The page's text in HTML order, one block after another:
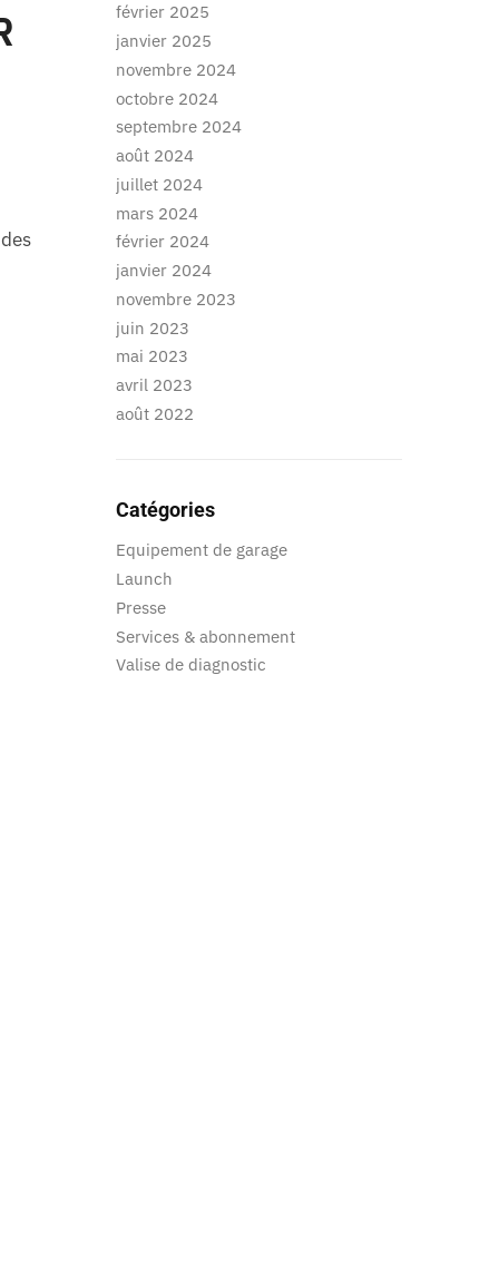
février 2025
janvier 2025
novembre 2024
octobre 2024
septembre 2024
août 2024
juillet 2024
mars 2024
février 2024
janvier 2024
novembre 2023
juin 2023
mai 2023
avril 2023
août 2022
Catégories
Equipement de garage
Launch
Presse
Services & abonnement
Valise de diagnostic